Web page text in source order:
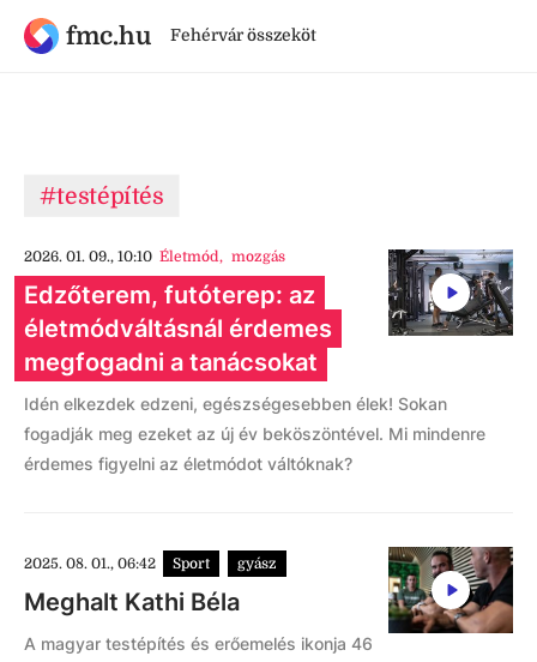
fmc.hu Fehérvár összeköt
#testépítés
2026. 01. 09., 10:10 Életmód, mozgás
Edzőterem, futóterep: az
életmódváltásnál érdemes
megfogadni a tanácsokat
Idén elkezdek edzeni, egészségesebben élek! Sokan
fogadják meg ezeket az új év beköszöntével. Mi mindenre
érdemes figyelni az életmódot váltóknak?
2025. 08. 01., 06:42 Sport gyász
Meghalt Kathi Béla
A magyar testépítés és erőemelés ikonja 46